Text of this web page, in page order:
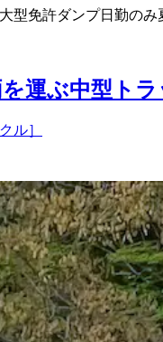
型免許ダンプ日勤のみ
を運ぶ中型ト
ル］